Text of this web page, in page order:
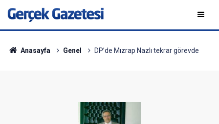
Anasayfa Genel DP’de Mızrap Nazlı tekrar görevde